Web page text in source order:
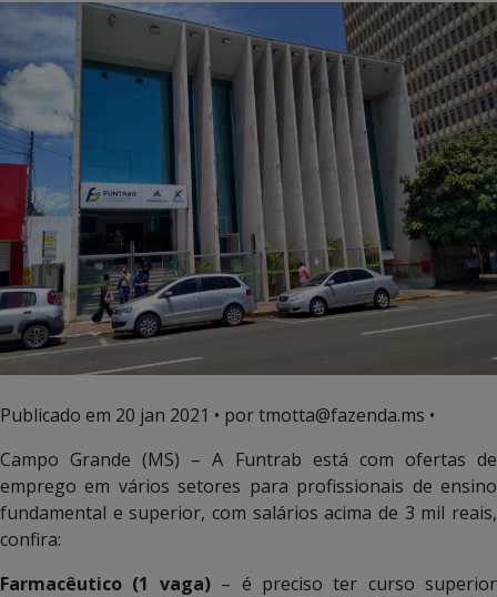
Publicado em 20 jan 2021 • por tmotta@fazenda.ms •
Campo Grande (MS) – A Funtrab está com ofertas de
emprego em vários setores para profissionais de ensino
fundamental e superior, com salários acima de 3 mil reais,
confira:
Farmacêutico (1 vaga)– é preciso ter curso superior